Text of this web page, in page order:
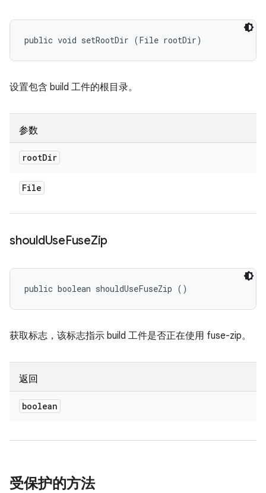
public void setRootDir (File rootDir)
设置包含 build 工件的根目录。
参数
rootDir
File
shouldUseFuseZip
public boolean shouldUseFuseZip ()
获取标志，该标志指示 build 工件是否正在使用 fuse-zip。
返回
boolean
受保护的方法